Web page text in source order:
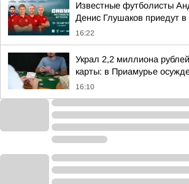
Известные футболисты
Денис Глушаков приедут
16:22
Украл 2,2 миллиона
карты: в Приамурье
16:10